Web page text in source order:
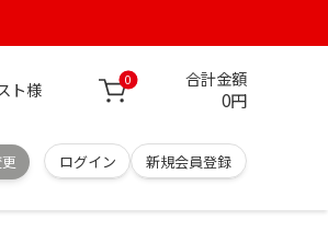
ト様 0 合計金額
0円
ログイン 新規会員登録